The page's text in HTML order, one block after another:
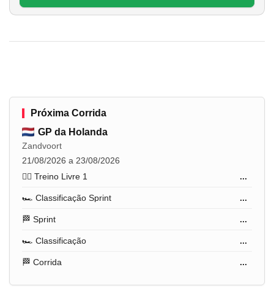
Próxima Corrida
GP da Holanda
Zandvoort
21/08/2026 a 23/08/2026
🏋️‍♂️ Treino Livre 1
...
🏎️ Classificação Sprint ...
🏁 Sprint ...
🏎️ Classificação ...
🏁 Corrida ...